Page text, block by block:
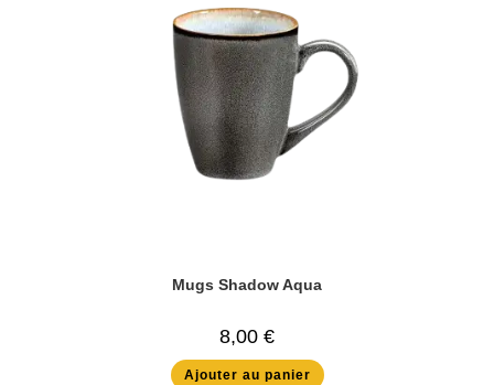
Mugs Shadow Aqua
8,00 €
Ajouter au panier